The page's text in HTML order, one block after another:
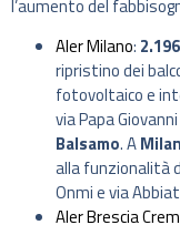
l’aumento del
Aler Milano:
ripristino dei
fotovoltaico e
via Papa Giovanni
Balsamo. A
alla funzionalità
Onmi e via
Aler Brescia